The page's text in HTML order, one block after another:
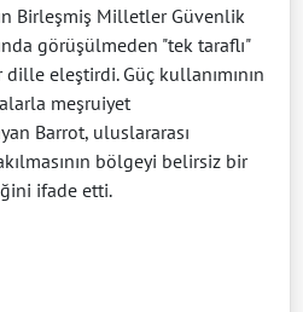
Birleşmiş Milletler Güvenlik
görüşülmeden "tek taraflı"
dille eleştirdi. Güç kullanımının
meşruiyet
Barrot, uluslararası
bölgeyi belirsiz bir
ifade etti.